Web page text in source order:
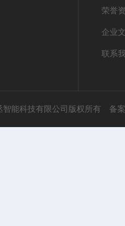
荣誉
企业
联系
智能科技有限公司版权所有 备